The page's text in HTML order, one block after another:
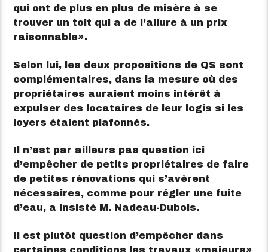
qui ont de plus en plus de misère à se
trouver un toit qui a de l’allure à un prix
raisonnable
.
Selon lui, les deux propositions de QS sont
complémentaires, dans la mesure où des
propriétaires auraient moins intérêt à
expulser des locataires de leur logis si les
loyers étaient plafonnés.
Il n’est par ailleurs pas question ici
d’empêcher de petits propriétaires de faire
de petites rénovations qui s’avèrent
nécessaires, comme pour régler une fuite
d’eau, a insisté M. Nadeau-Dubois.
Il est plutôt question d’empêcher dans
certaines conditions les travaux
majeurs